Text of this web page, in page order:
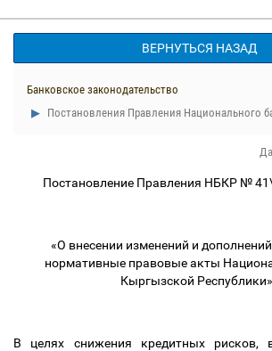
ВЕРНУТЬСЯ НАЗАД
Банковское законодательство
Постановления Правления Национального
Постановление Правления НБКР №
«О внесении изменений и
нормативные правовые акты
Кыргызской Республики»
В целях снижения кредитных рисков,